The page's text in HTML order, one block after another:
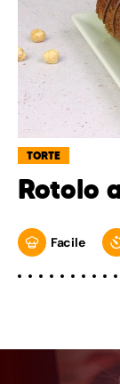
TORTE
Rotolo
Facile